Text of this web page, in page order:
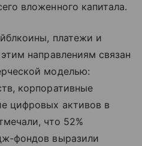
вложенного капитала.
платежи и
направлениям связан
моделью:
корпоративные
цифровых активов в
что 52%
фондов выразили